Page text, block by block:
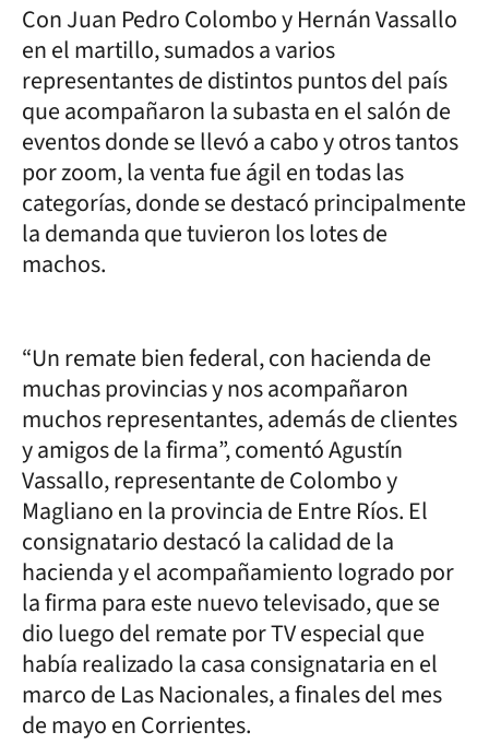
Con Juan Pedro Colombo y Hernán Vassallo
en el martillo, sumados a varios
representantes de distintos puntos del país
que acompañaron la subasta en el salón de
eventos donde se llevó a cabo y otros tantos
por zoom, la venta fue ágil en todas las
categorías, donde se destacó principalmente
la demanda que tuvieron los lotes de
machos.
“Un remate bien federal, con hacienda de
muchas provincias y nos acompañaron
muchos representantes, además de clientes
y amigos de la firma”, comentó Agustín
Vassallo, representante de Colombo y
Magliano en la provincia de Entre Ríos. El
consignatario destacó la calidad de la
hacienda y el acompañamiento logrado por
la firma para este nuevo televisado, que se
dio luego del remate por TV especial que
había realizado la casa consignataria en el
marco de Las Nacionales, a finales del mes
de mayo en Corrientes.